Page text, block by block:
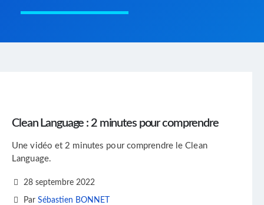
Clean Language : 2 minutes pour comprendre
Une vidéo et 2 minutes pour comprendre le Clean
Language.
28 septembre 2022
Par Sébastien BONNET